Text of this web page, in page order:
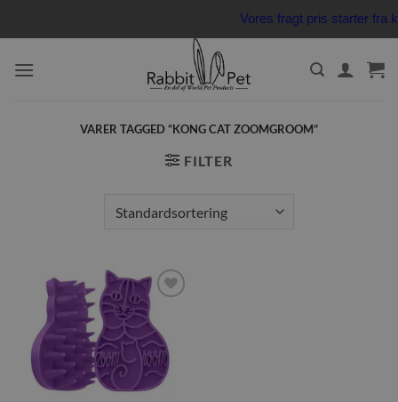
Vores fragt pris starter
VARER TAGGED “KONG CAT ZOOMGROOM”
FILTER
Tilføj til
ønskeliste